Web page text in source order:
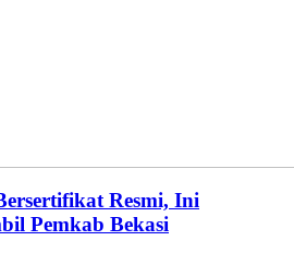
Resmi, Ini
Pemkab Bekasi